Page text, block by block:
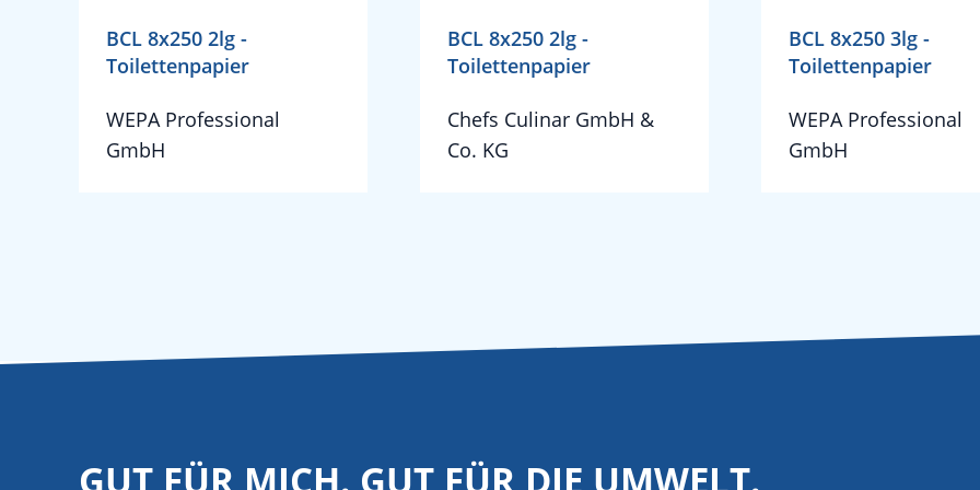
BCL 8x250 2lg -
Toilettenpapier
WEPA Professional
GmbH
BCL 8x250 2lg -
Toilettenpapier
Chefs Culinar GmbH &
Co. KG
BCL 8x250 3lg -
Toilettenpapier
WEPA Professional
GmbH